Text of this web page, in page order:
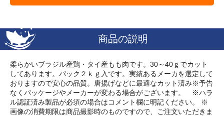
商品の説明
柔らかいブラジル産鶏・タイ産もも肉です。30～40ｇでカット
してあります。パック２ｋｇ入です。実績あるメーカを選定して
おりますので安心の品質。唐揚げなどに最適なカット済み※予告
なくパッケージやメーカーが変わる場合がございます。 ※ハラ
ル認証済み製品が必須の場合はコメント欄に明記ください。 ※
画像の消費期限は商品撮影時のものですので、ご注文いただきま